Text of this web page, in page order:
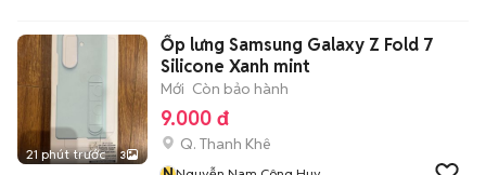
21 phút trước 3
Ốp lưng Samsung Galaxy Z Fold 7
Silicone Xanh mint
Mới Còn bảo hành
9.000 đ
Q. Thanh Khê